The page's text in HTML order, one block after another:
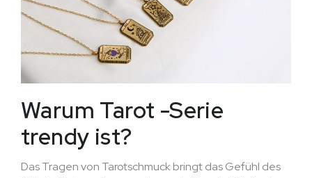
Warum Tarot -Serie
trendy ist?
Das Tragen von Tarotschmuck bringt das Gefühl des